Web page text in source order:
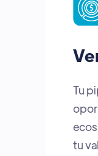
Una